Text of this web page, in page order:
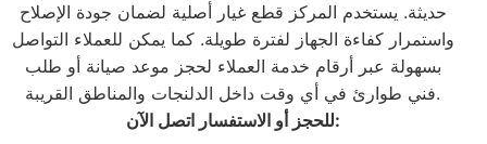
حديثة. يستخدم المركز قطع غيار أصلية لضمان جودة الإصلاح
واستمرار كفاءة الجهاز لفترة طويلة. كما يمكن للعملاء التواصل
بسهولة عبر أرقام خدمة العملاء لحجز موعد صيانة أو طلب
فني طوارئ في أي وقت داخل الدلنجات والمناطق القريبة.
للحجز أو الاستفسار اتصل الآن: